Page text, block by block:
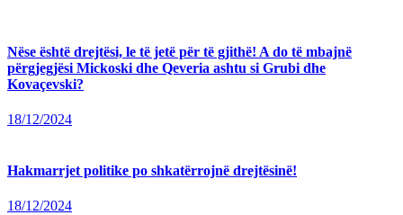
Nëse është drejtësi, le të jetë për të gjithë! A do të mbajnë
përgjegjësi Mickoski dhe Qeveria ashtu si Grubi dhe
Kovaçevski?
18/12/2024
Hakmarrjet politike po shkatërrojnë drejtësinë!
18/12/2024